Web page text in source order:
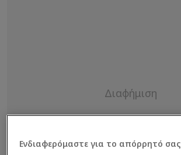
Ενδιαφερόμαστε για το απόρρητό σας